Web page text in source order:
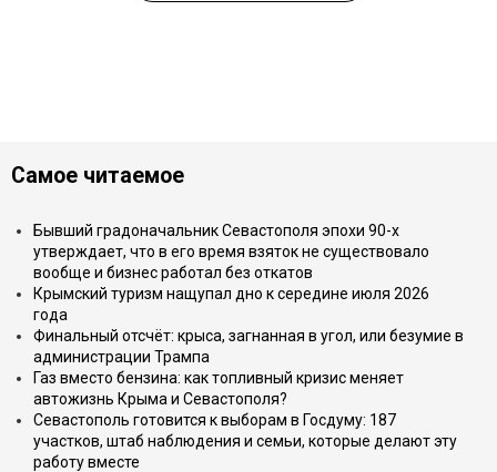
Самое читаемое
Бывший градоначальник Севастополя эпохи 90-х
утверждает, что в его время взяток не существовало
вообще и бизнес работал без откатов
Крымский туризм нащупал дно к середине июля 2026
года
Финальный отсчёт: крыса, загнанная в угол, или безумие в
администрации Трампа
Газ вместо бензина: как топливный кризис меняет
автожизнь Крыма и Севастополя?
Севастополь готовится к выборам в Госдуму: 187
участков, штаб наблюдения и семьи, которые делают эту
работу вместе